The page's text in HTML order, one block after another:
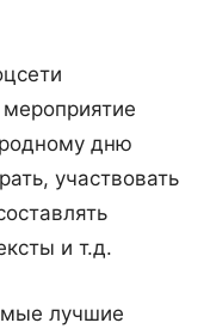
дню
участвовать
и т.д.
лучшие